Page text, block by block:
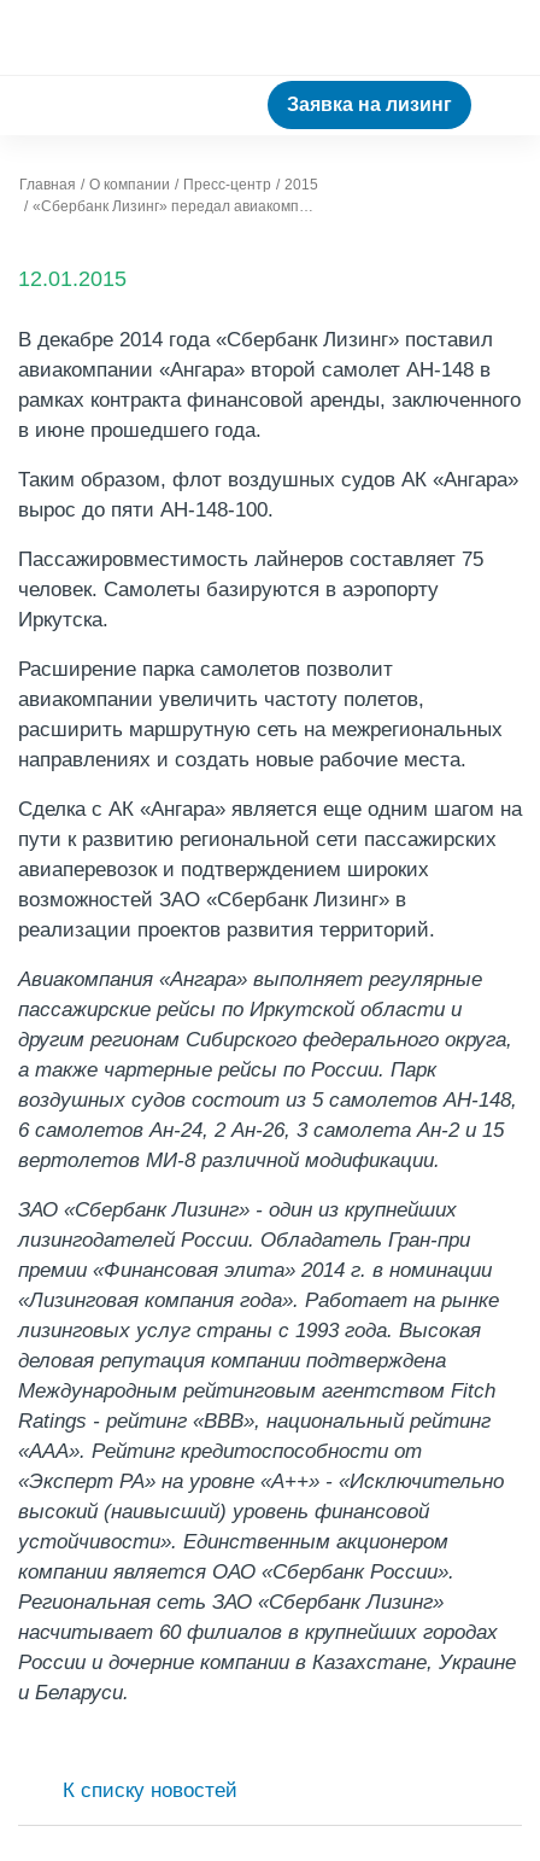
Заявка на лизинг
Главная О компании Пресс-центр
2015
«Сбербанк Лизинг» передал авиакомпании «Ангара» второй самолет АН-148
12.01.2015
В декабре 2014 года «Сбербанк Лизинг» поставил
авиакомпании «Ангара» второй самолет АН-148 в
рамках контракта финансовой аренды, заключенного
в июне прошедшего года.
Таким образом, флот воздушных судов АК «Ангара»
вырос до пяти АН-148-100.
Пассажировместимость лайнеров составляет 75
человек. Самолеты базируются в аэропорту
Иркутска.
Расширение парка самолетов позволит
авиакомпании увеличить частоту полетов,
расширить маршрутную сеть на межрегиональных
направлениях и создать новые рабочие места.
Сделка с АК «Ангара» является еще одним шагом на
пути к развитию региональной сети пассажирских
авиаперевозок и подтверждением широких
возможностей ЗАО «Сбербанк Лизинг» в
реализации проектов развития территорий.
Авиакомпания «Ангара» выполняет регулярные
пассажирские рейсы по Иркутской области и
другим регионам Сибирского федерального округа,
а также чартерные рейсы по России. Парк
воздушных судов состоит из 5 самолетов АН-148,
6 самолетов Ан-24, 2 Ан-26, 3 самолета Ан-2 и 15
вертолетов МИ-8 различной модификации.
ЗАО «Сбербанк Лизинг» - один из крупнейших
лизингодателей России. Обладатель Гран-при
премии «Финансовая элита» 2014 г. в номинации
«Лизинговая компания года». Работает на рынке
лизинговых услуг страны с 1993 года. Высокая
деловая репутация компании подтверждена
Международным рейтинговым агентством Fitch
Ratings - рейтинг «BBB», национальный рейтинг
«ААА». Рейтинг кредитоспособности от
«Эксперт РА» на уровне «А++» - «Исключительно
высокий (наивысший) уровень финансовой
устойчивости». Единственным акционером
компании является ОАО «Сбербанк России».
Региональная сеть ЗАО «Сбербанк Лизинг»
насчитывает 60 филиалов в крупнейших городах
России и дочерние компании в Казахстане, Украине
и Беларуси.
К списку новостей